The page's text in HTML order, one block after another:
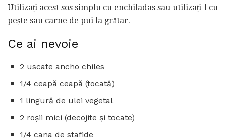
Utilizați acest sos simplu cu enchiladas sau utilizați-l cu
pește sau carne de pui la grătar.
Ce ai nevoie
2 uscate ancho chiles
1/4 ceapă ceapă (tocată)
1 lingură de ulei vegetal
2 roșii mici (decojite și tocate)
1/4 cana de stafide